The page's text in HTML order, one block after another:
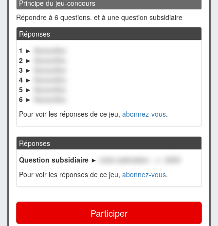
Principe du jeu-concours
Répondre à 6 questions. et à une question subsidiaire
Réponses
1 ►
XxxxxxXxx
2 ►
3 ►
4 ►
5 ►
6 ►
Pour voir les réponses de ce jeu, abonnez-vous.
Réponses
Question subsidiaire ►
notre estimation : +/- 2000
Pour voir les réponses de ce jeu, abonnez-vous.
Participer